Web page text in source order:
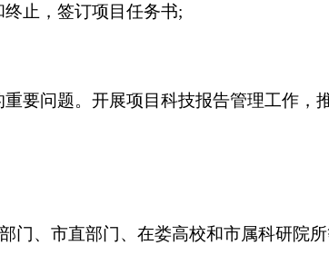
止，签订项目任务书;
要问题。开展项目科技报告管理工作，
、市直部门、在娄高校和市属科研院所